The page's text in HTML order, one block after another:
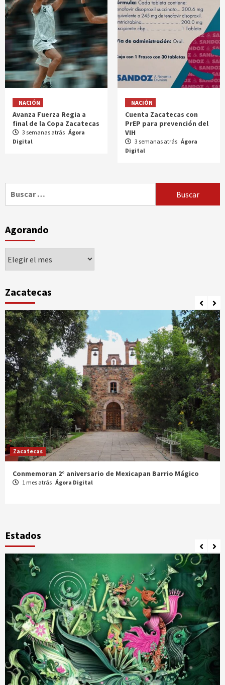
NACIÓN
Avanza Fuerza Regia a
final de la Copa Zacatecas
3 semanas atrás Ágora
Digital
NACIÓN
Cuenta Zacatecas con
PrEP para prevención del
VIH
3 semanas atrás Ágora
Digital
Agorando
Zacatecas
Zacatecas
Celebran XX Cabalgata Toma de Zacatecas
1 mes atrás Ágora Digital
Estados